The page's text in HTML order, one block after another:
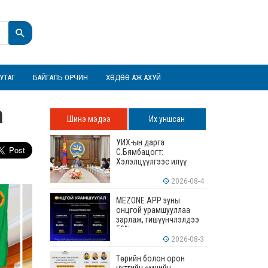
БАЙГАЛЬ ОРЧИН ХӨДӨӨ АЖ АХУЙ
Шинэ мэдээ Их уншсан
УИХ-ын дарга
С.Бямбацогт:
Хэлэлцүүлгээс илүү
илүү бодит үр дүн чухал
2026-08-4
MEZONE APP зуны
онцгой урамшууллаа
зарлаж, гишүүнчлэлдээ
50% хүртэлх хөнгөлөлт
үзүүлж эхэллээ 2026-08-3
Төрийн болон орон